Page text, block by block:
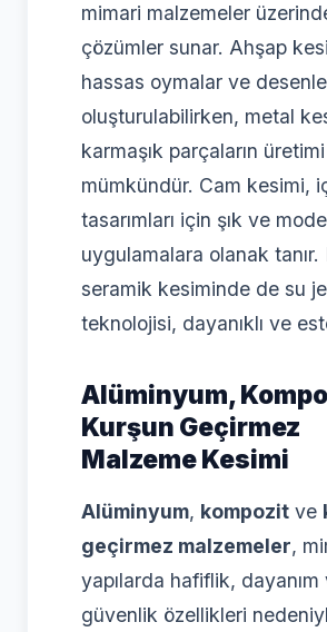
mimari malzemeler
çözümler sunar. Ahşap
hassas oymalar ve
oluşturulabilirken, metal
karmaşık parçaların üretimi
mümkündür. Cam kesimi,
tasarımları için şık ve
uygulamalara olanak
seramik kesiminde de su
teknolojisi, dayanıklı ve
Alüminyum,
Kurşun Geçirmez
Malzeme Kesimi
Alüminyum, kompozit ve
geçirmez malzemeler,
yapılarda hafiflik, dayanım
güvenlik özellikleri